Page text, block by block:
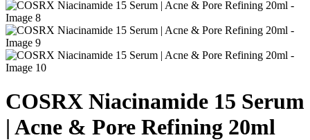
COSRX Niacinamide 15 Serum
| Acne & Pore Refining 20ml